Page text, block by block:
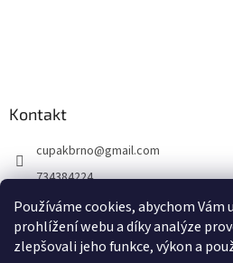
Používáme cookies, abychom
prohlížení webu a díky analýze
zlepšovali jeho funkce, výkon a
Kontakt
cupakbrno@gmail.com
734384224
https://www.facebook.com/
https://www.instagram.com/